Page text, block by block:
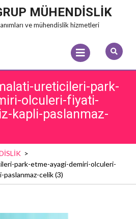
MÜHENDİSLİK
ve mühendislik hizmetleri
Open
Menu
ureticileri-park-
olculeri-fiyati-
kapli-paslanmaz-
>
park-etme-ayagi-demiri-olculeri-
celik (3)